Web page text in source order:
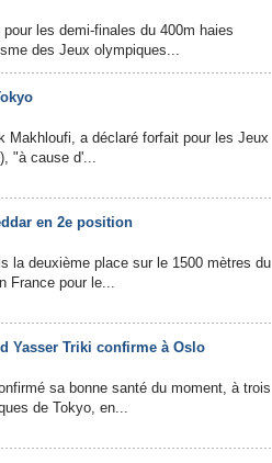
les demi-finales du 400m haies
des Jeux olympiques...
Makhloufi, a déclaré forfait pour les Jeux
"à cause d'...
en 2e position
la deuxième place sur le 1500 mètres du
France pour le...
Yasser Triki confirme à Oslo
sa bonne santé du moment, à trois
de Tokyo, en...